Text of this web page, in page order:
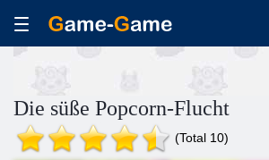
Die süße Popcorn-Flucht
(Total 10)